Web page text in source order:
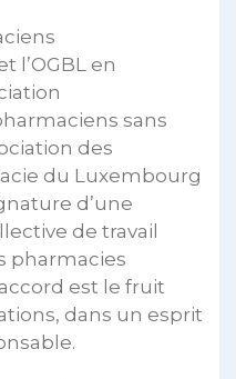
l’OGBL en
sans
des
du Luxembourg
d’une
de travail
pharmacies
est le fruit
dans un esprit